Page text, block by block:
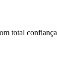
total confiança